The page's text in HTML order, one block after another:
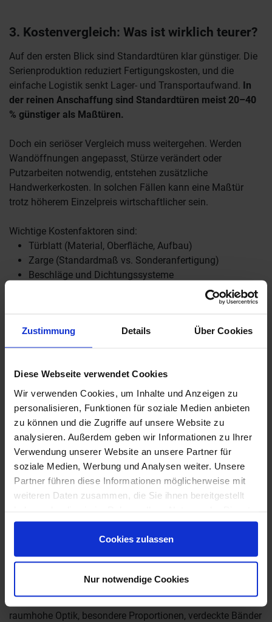
Zustimmung Details Über Cookies
Diese Webseite verwendet Cookies
Wir verwenden Cookies, um Inhalte und Anzeigen zu
personalisieren, Funktionen für soziale Medien anbieten
zu können und die Zugriffe auf unsere Website zu
analysieren. Außerdem geben wir Informationen zu Ihrer
Verwendung unserer Website an unsere Partner für
soziale Medien, Werbung und Analysen weiter. Unsere
Partner führen diese Informationen möglicherweise mit
weiteren Daten zusammen, die Sie ihnen bereitgestellt
gesammelt haben.
Cookies zulassen
Nur notwendige Cookies
3. Kostenvergleich: Was ist wirklich teurer?
Auf den ersten Blick sind Standardtüren klar günstiger. Die
Serienproduktion reduziert Fertigungskosten, und die
einfache Logistik senkt Lager- und Transportaufwand. In
der reinen Anschaffung sind Standardtüren meist 20–40
% günstiger als Maßtüren.
Doch ein seriöser Vergleich muss weitergehen. Werden
Wandöffnungen angepasst, Stürze verändert oder
Putzarbeiten notwendig, entstehen zusätzliche
Handwerkerkosten. In solchen Fällen kann eine Maßtür
trotz höherem Einzelpreis wirtschaftlicher sein.
Wichtige Kostenfaktoren sind:
Türblatt (Material, Oberfläche, Aufbau)
Zarge (Standardmaß vs. Sonderanfertigung)
Beschläge und Dichtungssysteme
können durch hochwertige Verarbeitung und passgenauen
Einbau langlebiger sein, während bei schlecht angepassten
Standardtüren schneller Verschleiß entsteht.
4. Flexibilität in Planung und Gestaltung
Farben und Oberflächen – jedoch innerhalb eines festen
Maßrasters.Gestalterische Freiheit endet dort, wo das
Maßtüren hingegen eröffnen deutlich mehr Möglichkeiten:
raumhohe Optik, besondere Proportionen, verdeckte Bänder